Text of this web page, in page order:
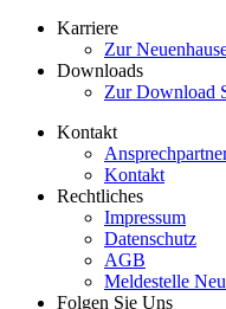
Karriere
Zur
Downloads
Zur Download
Kontakt
Kontakt
Rechtliches
Impressum
Datenschutz
AGB
Meldestelle
Folgen Sie Uns